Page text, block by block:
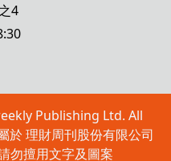
4
Publishing Ltd. All
於 理財周刊股份有限公司
勿擅用文字及圖案